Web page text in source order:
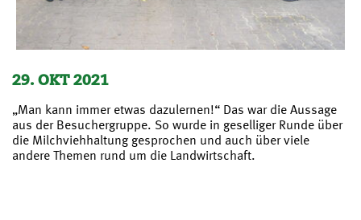
29. OKT 2021
„Man kann immer etwas dazulernen!“ Das war die Aussage
aus der Besuchergruppe. So wurde in geselliger Runde über
die Milchviehhaltung gesprochen und auch über viele
andere Themen rund um die Landwirtschaft.